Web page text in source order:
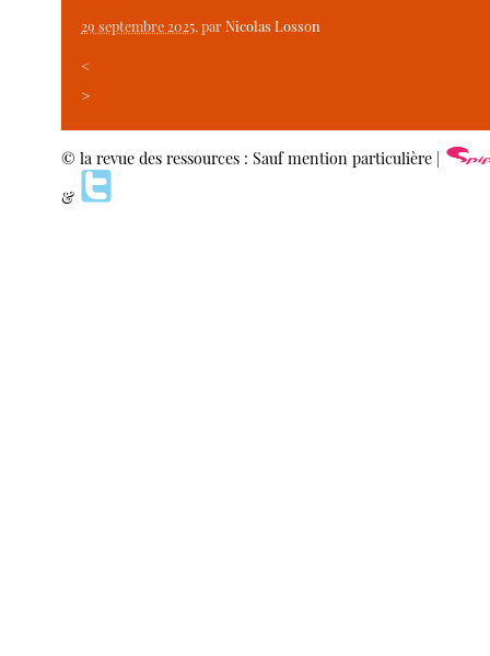
29 septembre 2025, parNicolas Losson
<
>
© la revue des ressources : Sauf mention particulière |
&